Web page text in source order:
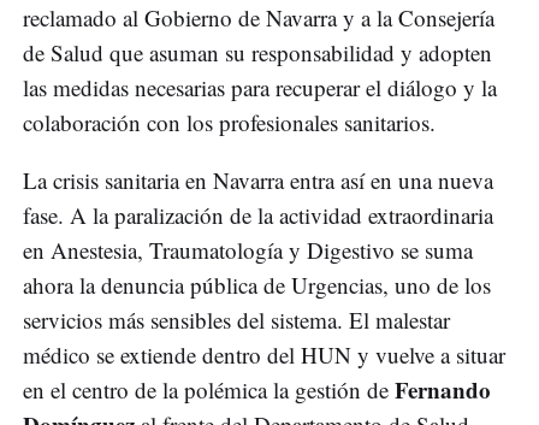
reclamado al Gobierno de Navarra y a la Consejería
de Salud que asuman su responsabilidad y adopten
las medidas necesarias para recuperar el diálogo y la
colaboración con los profesionales sanitarios.
La crisis sanitaria en Navarra entra así en una nueva
fase. A la paralización de la actividad extraordinaria
en Anestesia, Traumatología y Digestivo se suma
ahora la denuncia pública de Urgencias, uno de los
servicios más sensibles del sistema. El malestar
médico se extiende dentro del HUN y vuelve a situar
en el centro de la polémica la gestión de Fernando